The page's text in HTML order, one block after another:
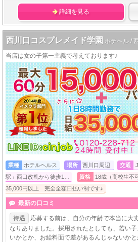
詳細を見る
西川口コスプレメイド学園 ホテヘル /
当店は女の子第一主義で考えております♪
業種 ホテルヘルス 場所 西川口周辺 交通
駅」西口改札から徒歩1…
資格 18歳（高校生不
35,000円以上 完全全額日払い制です♪
最新の口コミ
待遇
応募する前は、自分の年齢で本当に大
なりありました。採用されたとしても、若い
いかとか、お給料面で差があるんじゃないか